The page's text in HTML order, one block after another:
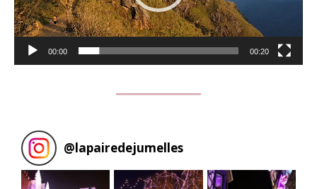
00:00 00:20
@lapairedejumelles